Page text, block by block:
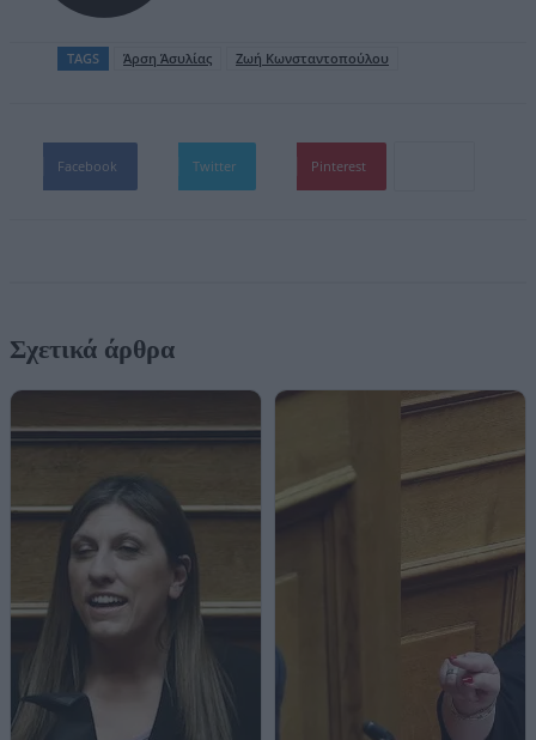
TAGS Άρση Άσυλίας Ζωή Κωνσταντοπούλου
Facebook Twitter Pinterest
Σχετικά άρθρα